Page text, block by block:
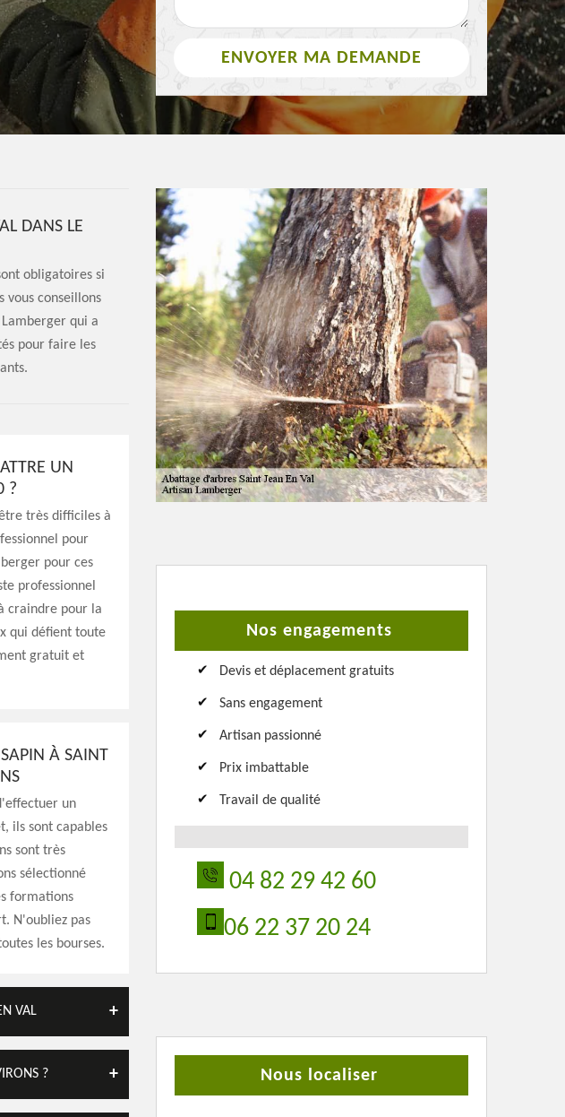
DANS LE
obligatoires si
vous conseillons
qui a
pour faire les
UN
?
très difficiles à
pour
pour ces
professionnel
craindre pour la
qui défient toute
gratuit et
À SAINT
un
ils sont capables
sont très
sélectionné
formations
N'oubliez pas
les bourses.
VAL
?
Nos engagements
Devis et déplacement gratuits
Sans engagement
Artisan passionné
Prix imbattable
Travail de qualité
04 82 29 42 60
06 22 37 20 24
Nous localiser